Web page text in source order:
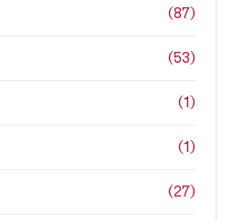
(87)
(53)
(1)
(1)
(27)